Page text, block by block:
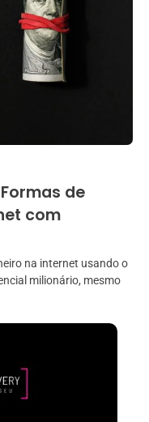
de
com
na internet usando o
milionário, mesmo